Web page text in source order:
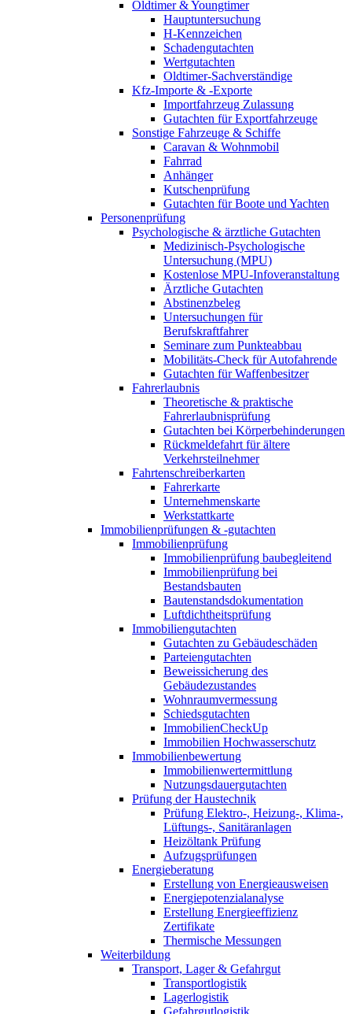
Oldtimer & Youngtimer
Hauptuntersuchung
H-Kennzeichen
Schadengutachten
Wertgutachten
Oldtimer-Sachverständige
Kfz-Importe & -Exporte
Importfahrzeug Zulassung
Gutachten für Exportfahrzeuge
Sonstige Fahrzeuge & Schiffe
Caravan & Wohnmobil
Fahrrad
Anhänger
Kutschenprüfung
Gutachten für Boote und Yachten
Personenprüfung
Psychologische & ärztliche Gutachten
Medizinisch-Psychologische
Untersuchung (MPU)
Kostenlose MPU-Infoveranstaltung
Ärztliche Gutachten
Abstinenzbeleg
Untersuchungen für
Berufskraftfahrer
Seminare zum Punkteabbau
Mobilitäts-Check für Autofahrende
Gutachten für Waffenbesitzer
Fahrerlaubnis
Theoretische & praktische
Fahrerlaubnisprüfung
Gutachten bei Körperbehinderungen
Rückmeldefahrt für ältere
Verkehrsteilnehmer
Fahrtenschreiberkarten
Fahrerkarte
Unternehmenskarte
Werkstattkarte
Immobilienprüfungen & -gutachten
Immobilienprüfung
Immobilienprüfung baubegleitend
Immobilienprüfung bei
Bestandsbauten
Bautenstandsdokumentation
Luftdichtheitsprüfung
Immobiliengutachten
Gutachten zu Gebäudeschäden
Parteiengutachten
Beweissicherung des
Gebäudezustandes
Wohnraumvermessung
Schiedsgutachten
ImmobilienCheckUp
Immobilien Hochwasserschutz
Immobilienbewertung
Immobilienwertermittlung
Nutzungsdauergutachten
Prüfung der Haustechnik
Prüfung Elektro-, Heizung-, Klima-,
Lüftungs-, Sanitäranlagen
Heizöltank Prüfung
Aufzugsprüfungen
Energieberatung
Erstellung von Energieausweisen
Energiepotenzialanalyse
Erstellung Energieeffizienz
Zertifikate
Thermische Messungen
Weiterbildung
Transport, Lager & Gefahrgut
Transportlogistik
Lagerlogistik
Gefahrgutlogistik